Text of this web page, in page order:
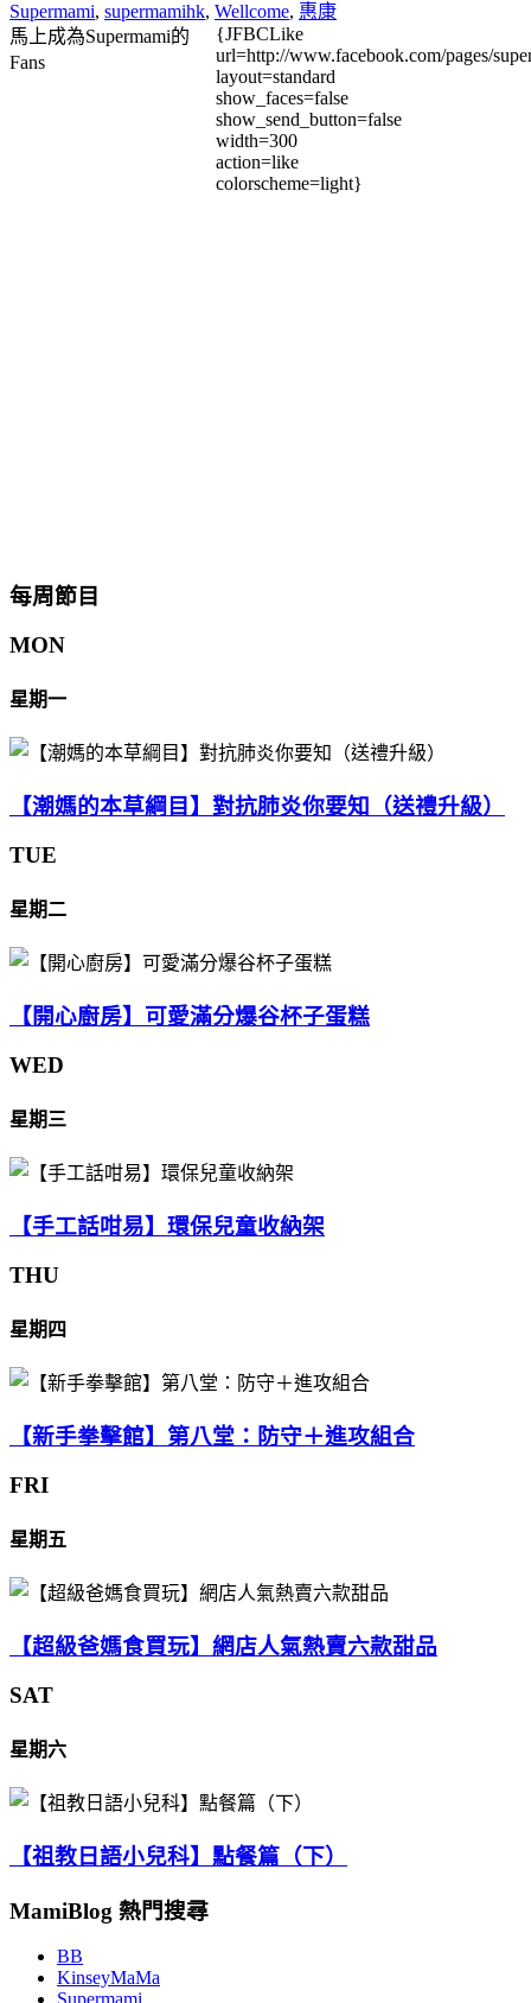
Supermami, supermamihk, Wellcome, 惠康
馬上成為Supermami的
Fans
{JFBCLike
url=http://www.facebook.com/pages/
layout=standard
show_faces=false
show_send_button=false
width=300
action=like
colorscheme=light}
每周節目
MON
星期一
【潮媽的本草綱目】對抗肺炎你要知（送禮升級）
TUE
星期二
【開心廚房】可愛滿分爆谷杯子蛋糕
WED
星期三
【手工話咁易】環保兒童收納架
THU
星期四
【新手拳擊館】第八堂：防守＋進攻組合
FRI
星期五
【超級爸媽食買玩】網店人氣熱賣六款甜品
SAT
星期六
【祖教日語小兒科】點餐篇（下）
MamiBlog 熱門搜尋
BB
KinseyMaMa